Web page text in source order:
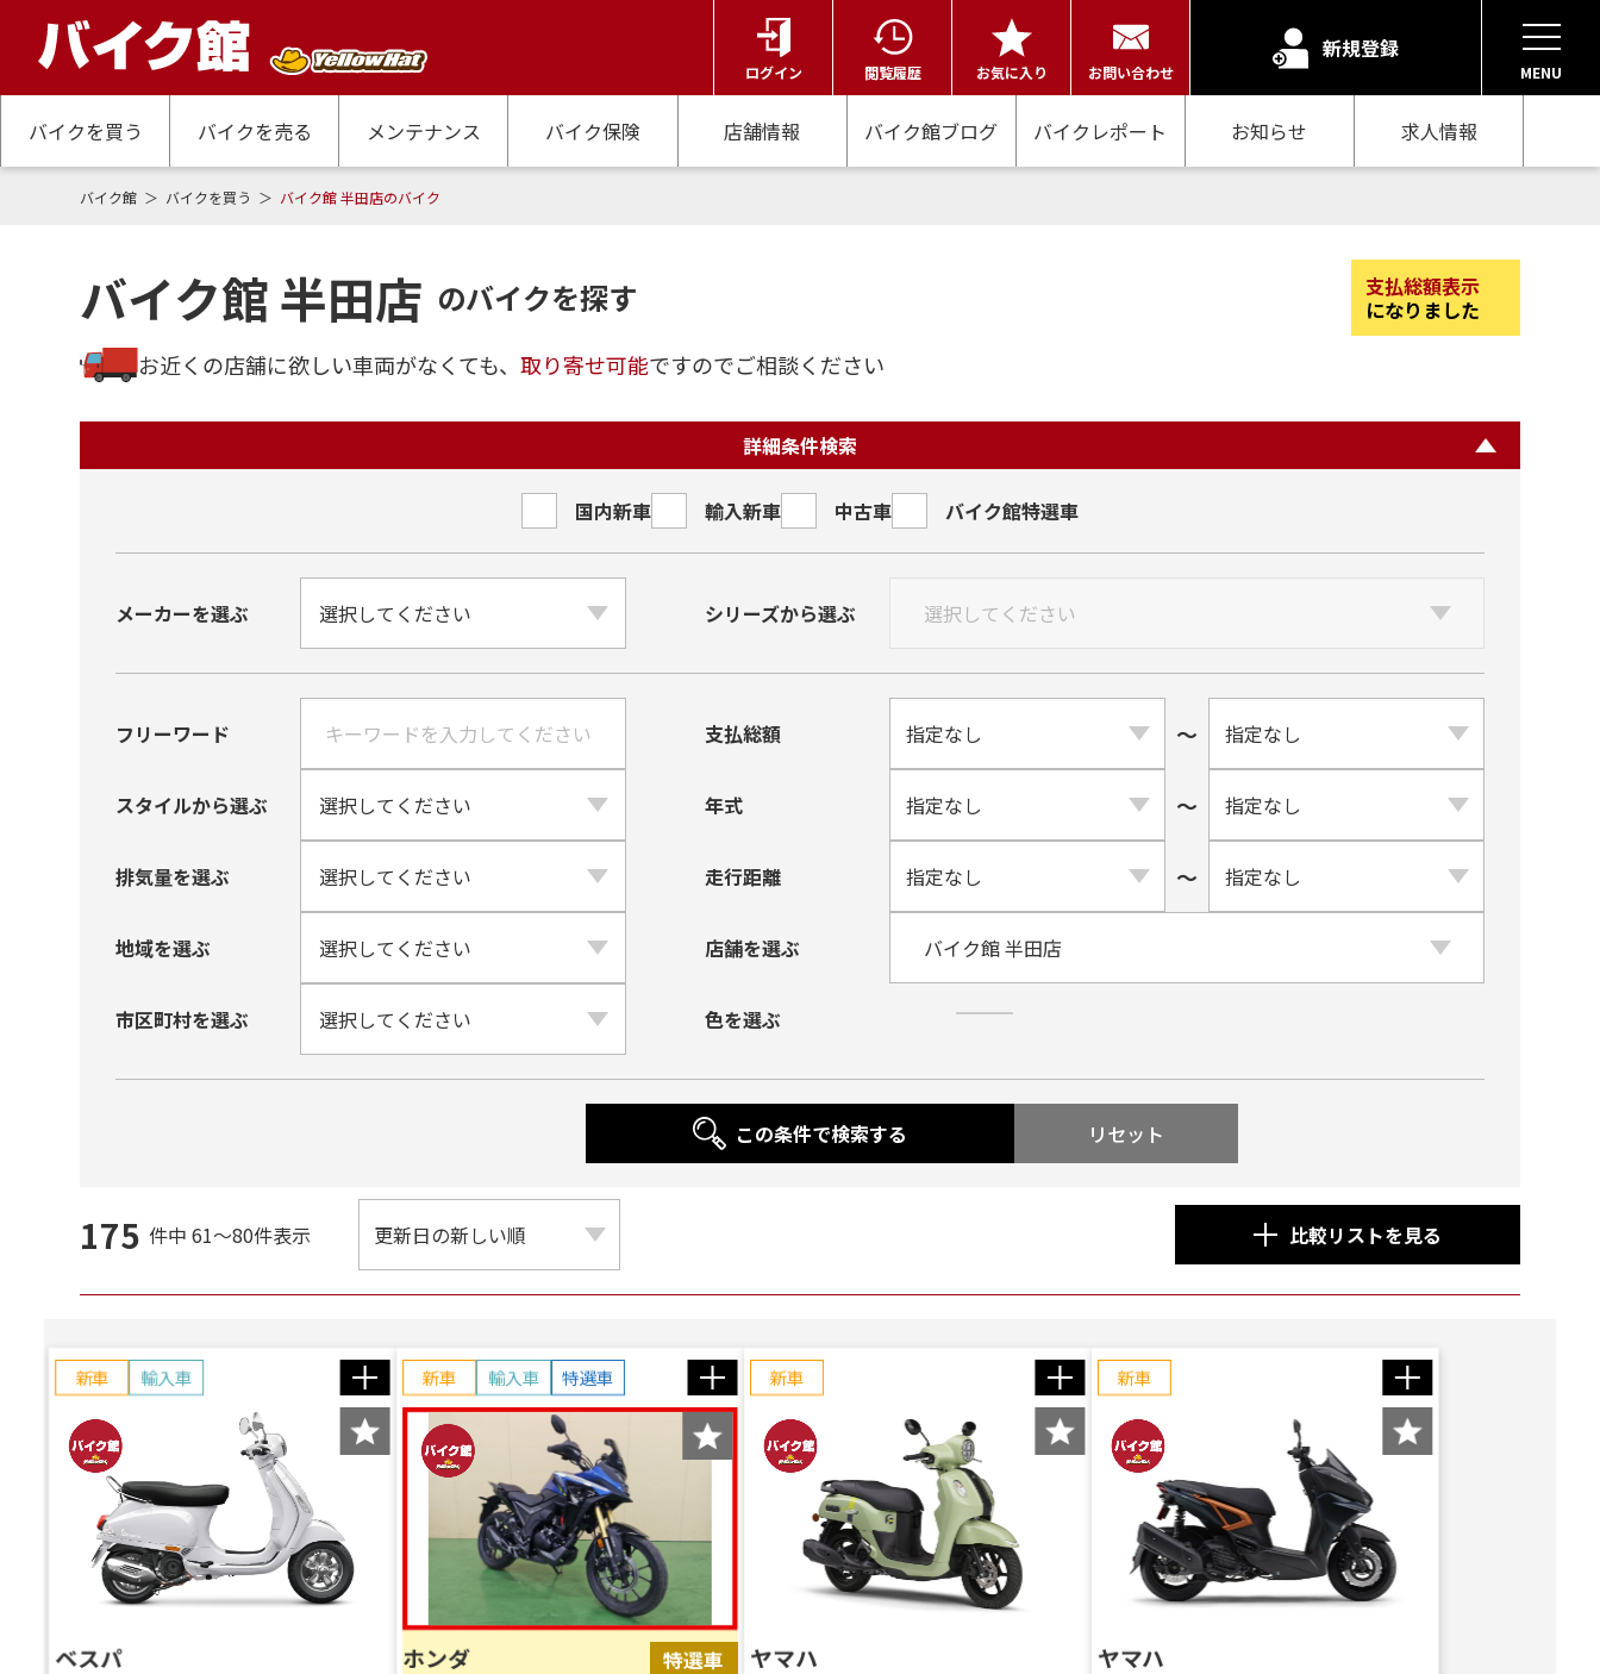
ログイン 閲覧履歴 お気に入り お問い合わせ
新規登録
MENU
バイクを買う バイクを売る メンテナンス バイク保険 店舗情報 バイク館ブログ バイクレポート お知らせ 求人情報
バイク館 バイクを買う バイク館 半田店のバイク
バイク館 半田店 のバイクを探す
支払総額表示
になりました
お近くの店舗に欲しい車両がなくても、取り寄せ可能ですのでご相談ください
詳細条件検索
国内新車 輸入新車 中古車 バイク館特選車
メーカーを選ぶ シリーズから選ぶ
フリーワード 支払総額 〜
スタイルから選ぶ 年式 〜
排気量を選ぶ 走行距離 〜
地域を選ぶ 店舗を選ぶ
市区町村を選ぶ 色を選ぶ
この条件で検索する リセット
175 件中 61～80件表示 比較リストを見る
新車 輸入車
ベスパ
新車 輸入車 特選車
ホンダ
新車
ヤマハ
新車
ヤマハ